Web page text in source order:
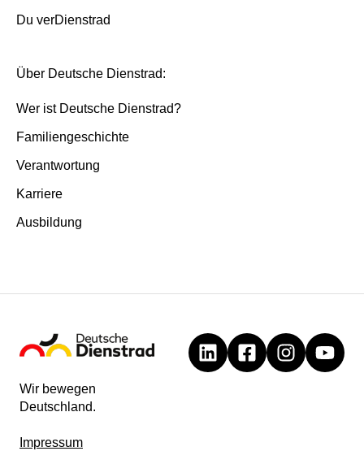
Du verDienstrad
Über Deutsche Dienstrad:
Wer ist Deutsche Dienstrad?
Familiengeschichte
Verantwortung
Karriere
Ausbildung
Wir bewegen
Deutschland.
Impressum